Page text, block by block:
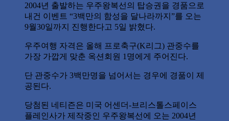
2004년 출발하는 우주왕복선의 탑승권을 경품으로
내건 이벤트 “3백만의 함성을 달나라까지”를 오는
9월30일까지 진행한다고 5일 밝혔다.
우주여행 자격은 올해 프로축구(K리그) 관중수를
가장 가깝게 맞춘 옥션회원 1명에게 주어진다.
단 관중수가 3백만명을 넘어서는 경우에 경품이 제
공된다.
당첨된 네티즌은 미국 어센더-브리스톨스페이스
플레인사가 제작중인 우주왕복선에 오는 2004년